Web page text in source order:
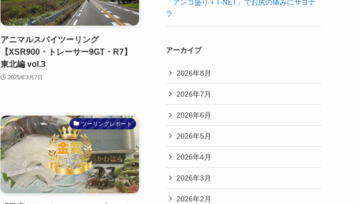
アニマルスパイツーリング
【XSR900・トレーサー9GT・R7】
東北編 vol.3
2025年3月7日
ツーリングレポート
「アンコ盛り＋T-NET」でお尻の痛みにサヨナ
ラ
アーカイブ
2026年8月
2026年7月
2026年6月
2026年5月
2026年4月
2026年3月
2026年2月